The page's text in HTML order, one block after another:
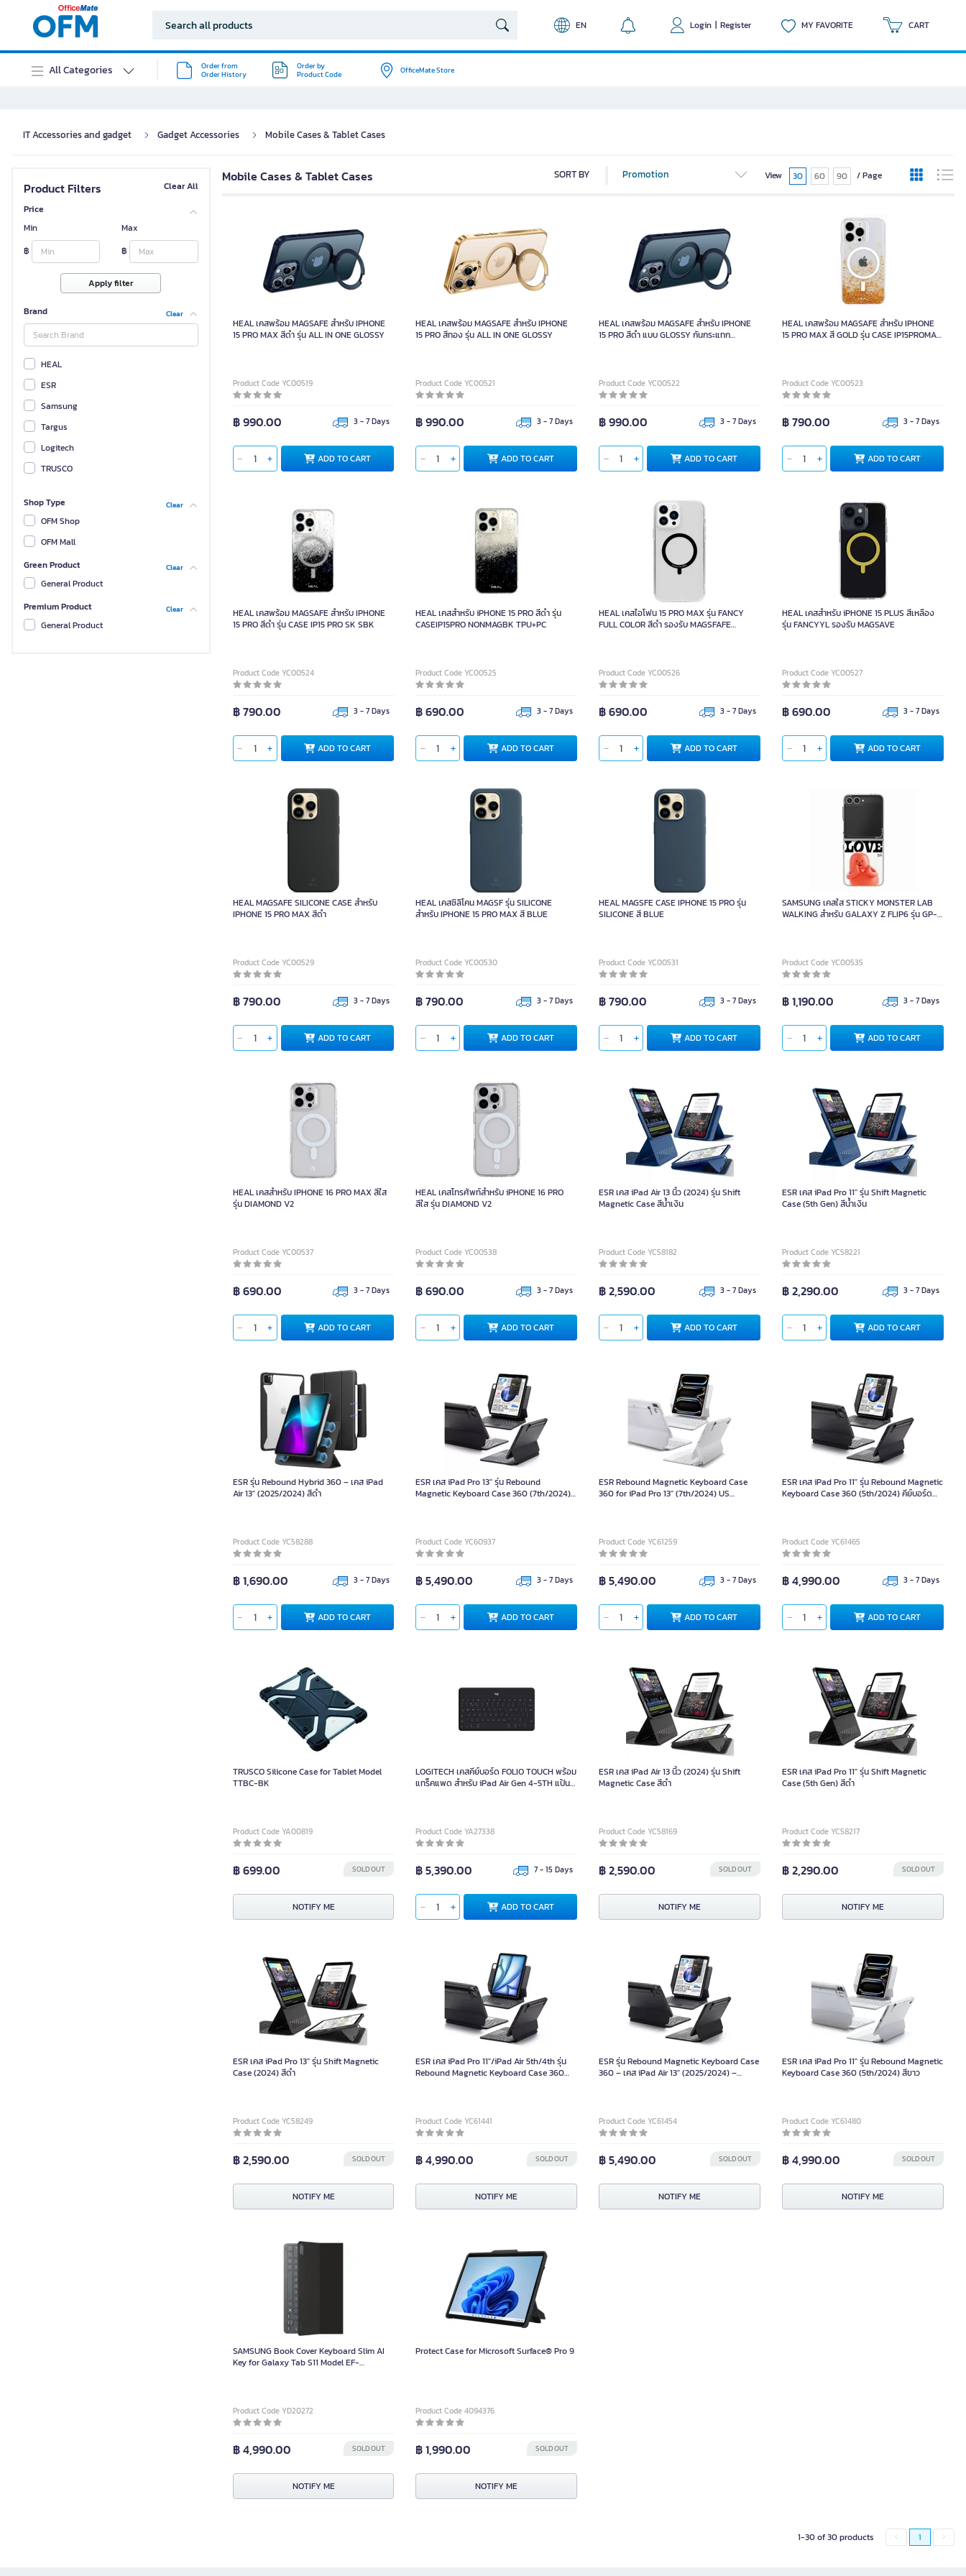
EN Login | Register MY FAVORITE CART
All Categories
Order from
Order History
Order by
Product Code
OfficeMate Store
IT Accessories and gadget Gadget Accessories Mobile Cases & Tablet Cases
Product Filters
Clear All
Price
Min
฿
Max
฿
Apply filter
Brand Clear
HEAL
ESR
Samsung
Targus
Logitech
TRUSCO
Shop Type Clear
OFM Shop
OFM Mall
Green Product
Clear
General Product
Premium Product
Clear
General Product
Mobile Cases & Tablet Cases SORT BY Promotion View 30 60 90 / Page
HEAL เคสพร้อม MAGSAFE สำหรับ IPHONE
15 PRO MAX สีดำ รุ่น ALL IN ONE GLOSSY
Product Code YC00519
฿ 990.00 3 - 7 Days
ADD TO CART
HEAL เคสพร้อม MAGSAFE สำหรับ IPHONE
15 PRO สีทอง รุ่น ALL IN ONE GLOSSY
Product Code YC00521
฿ 990.00 3 - 7 Days
ADD TO CART
HEAL เคสพร้อม MAGSAFE สำหรับ IPHONE
15 PRO สีดำ แบบ GLOSSY กันกระแทก
Product Code YC00522
฿ 990.00 3 - 7 Days
ADD TO CART
HEAL เคสพร้อม MAGSAFE สำหรับ IPHONE
15 PRO MAX สี GOLD รุ่น CASE IP15PROMAX
Product Code YC00523
฿ 790.00 3 - 7 Days
ADD TO CART
HEAL เคสพร้อม MAGSAFE สำหรับ IPHONE
15 PRO สีดำ รุ่น CASE IP15 PRO SK SBK
Product Code YC00524
฿ 790.00 3 - 7 Days
ADD TO CART
HEAL เคสสำหรับ iPHONE 15 PRO สีดำ รุ่น
CASEIP15PRO NONMAGBK TPU+PC
Product Code YC00525
฿ 690.00 3 - 7 Days
ADD TO CART
HEAL เคสไอโฟน 15 PRO MAX รุ่น FANCY
FULL COLOR สีดำ รองรับ MAGSFAFE
Product Code YC00526
฿ 690.00 3 - 7 Days
ADD TO CART
HEAL เคสสำหรับ iPHONE 15 PLUS สีเหลือง
รุ่น FANCYYL รองรับ MAGSAVE
Product Code YC00527
฿ 690.00 3 - 7 Days
ADD TO CART
HEAL MAGSAFE SILICONE CASE สำหรับ
IPHONE 15 PRO MAX สีดำ
Product Code YC00529
฿ 790.00 3 - 7 Days
ADD TO CART
HEAL เคสซิลิโคน MAGSF รุ่น SILICONE
สำหรับ IPHONE 15 PRO MAX สี BLUE
Product Code YC00530
฿ 790.00 3 - 7 Days
ADD TO CART
HEAL MAGSFE CASE IPHONE 15 PRO รุ่น
SILICONE สี BLUE
Product Code YC00531
฿ 790.00 3 - 7 Days
ADD TO CART
SAMSUNG เคสใส STICKY MONSTER LAB
WALKING สำหรับ GALAXY Z FLIP6 รุ่น GP-
Product Code YC00535
฿ 1,190.00 3 - 7 Days
ADD TO CART
HEAL เคสสำหรับ IPHONE 16 PRO MAX สีใส
รุ่น DIAMOND V2
Product Code YC00537
฿ 690.00 3 - 7 Days
ADD TO CART
HEAL เคสโทรศัพท์สำหรับ iPHONE 16 PRO
สีใส รุ่น DIAMOND V2
Product Code YC00538
฿ 690.00 3 - 7 Days
ADD TO CART
ESR เคส iPad Air 13 นิ้ว (2024) รุ่น Shift
Magnetic Case สีน้ำเงิน
Product Code YC58182
฿ 2,590.00 3 - 7 Days
ADD TO CART
ESR เคส iPad Pro 11″ รุ่น Shift Magnetic
Case (5th Gen) สีน้ำเงิน
Product Code YC58221
฿ 2,290.00 3 - 7 Days
ADD TO CART
ESR รุ่น Rebound Hybrid 360 – เคส iPad
Air 13" (2025/2024) สีดำ
Product Code YC58288
฿ 1,690.00 3 - 7 Days
ADD TO CART
ESR เคส iPad Pro 13″ รุ่น Rebound
Magnetic Keyboard Case 360 (7th/2024)
Product Code YC60937
฿ 5,490.00 3 - 7 Days
ADD TO CART
ESR Rebound Magnetic Keyboard Case
360 ​​for iPad Pro 13″ (7th/2024) US
Product Code YC61259
฿ 5,490.00 3 - 7 Days
ADD TO CART
ESR เคส iPad Pro 11″ รุ่น Rebound Magnetic
Keyboard Case 360 (5th/2024) คีย์บอร์ด
Product Code YC61465
฿ 4,990.00 3 - 7 Days
ADD TO CART
TRUSCO Silicone Case for Tablet Model
TTBC-BK
Product Code YA00819
฿ 699.00 SOLD OUT
NOTIFY ME
LOGITECH เคสคีย์บอร์ด FOLIO TOUCH พร้อม
แทร็คแพด สำหรับ iPad Air Gen 4-5TH แป้น
Product Code YA27338
฿ 5,390.00 7 - 15 Days
ADD TO CART
ESR เคส iPad Air 13 นิ้ว (2024) รุ่น Shift
Magnetic Case สีดำ
Product Code YC58169
฿ 2,590.00 SOLD OUT
NOTIFY ME
ESR เคส iPad Pro 11″ รุ่น Shift Magnetic
Case (5th Gen) สีดำ
Product Code YC58217
฿ 2,290.00 SOLD OUT
NOTIFY ME
ESR เคส iPad Pro 13″ รุ่น Shift Magnetic
Case (2024) สีดำ
Product Code YC58249
฿ 2,590.00 SOLD OUT
NOTIFY ME
ESR เคส iPad Pro 11″/iPad Air 5th/4th รุ่น
Rebound Magnetic Keyboard Case 360
Product Code YC61441
฿ 4,990.00 SOLD OUT
NOTIFY ME
ESR รุ่น Rebound Magnetic Keyboard Case
360 – เคส iPad Air 13" (2025/2024) –
Product Code YC61454
฿ 5,490.00 SOLD OUT
NOTIFY ME
ESR เคส iPad Pro 11″ รุ่น Rebound Magnetic
Keyboard Case 360 (5th/2024) สีขาว
Product Code YC61480
฿ 4,990.00 SOLD OUT
NOTIFY ME
SAMSUNG Book Cover Keyboard Slim AI
Key for Galaxy Tab S11 Model EF-
Product Code YD20272
฿ 4,990.00 SOLD OUT
NOTIFY ME
Protect Case for Microsoft Surface® Pro 9
Product Code 4094376
฿ 1,990.00 SOLD OUT
NOTIFY ME
1-30 of 30 products 1